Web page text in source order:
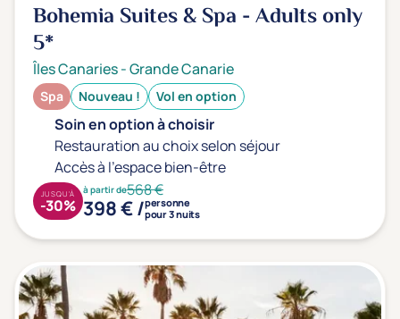
Bohemia Suites & Spa - Adults only
5*
Îles Canaries-Grande Canarie
Spa Nouveau ! Vol en option
Soin en option à choisir
Restauration au choix selon séjour
Accès à l'espace bien-être
à partir de568 €
398 € /personne
pour 3 nuits
JUSQU'À
-30%